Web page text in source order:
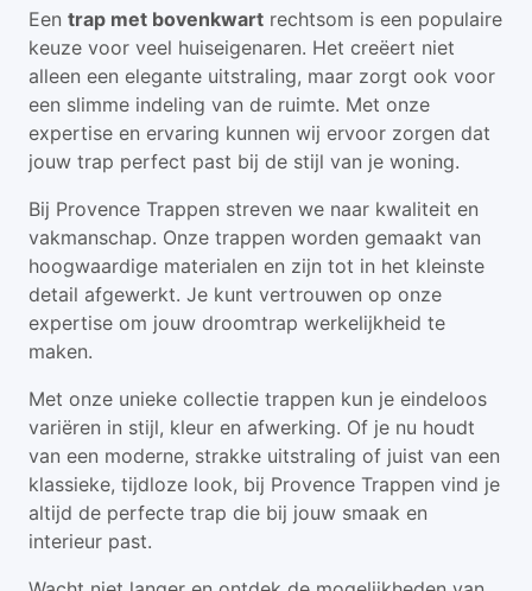
Een trap met bovenkwart rechtsom is een populaire
keuze voor veel huiseigenaren. Het creëert niet
alleen een elegante uitstraling, maar zorgt ook voor
een slimme indeling van de ruimte. Met onze
expertise en ervaring kunnen wij ervoor zorgen dat
jouw trap perfect past bij de stijl van je woning.
Bij Provence Trappen streven we naar kwaliteit en
vakmanschap. Onze trappen worden gemaakt van
hoogwaardige materialen en zijn tot in het kleinste
detail afgewerkt. Je kunt vertrouwen op onze
expertise om jouw droomtrap werkelijkheid te
maken.
Met onze unieke collectie trappen kun je eindeloos
variëren in stijl, kleur en afwerking. Of je nu houdt
van een moderne, strakke uitstraling of juist van een
klassieke, tijdloze look, bij Provence Trappen vind je
altijd de perfecte trap die bij jouw smaak en
interieur past.